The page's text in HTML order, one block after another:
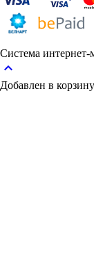
Система интернет-
keyboard_arrow_up
Добавлен в